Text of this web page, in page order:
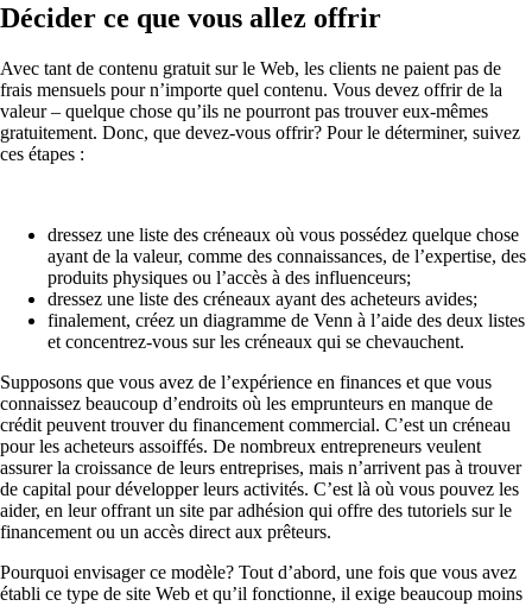
Décider ce que vous allez offrir
Avec tant de contenu gratuit sur le Web, les clients ne paient pas de
frais mensuels pour n’importe quel contenu. Vous devez offrir de la
valeur – quelque chose qu’ils ne pourront pas trouver eux-mêmes
gratuitement. Donc, que devez-vous offrir? Pour le déterminer, suivez
ces étapes :
dressez une liste des créneaux où vous possédez quelque chose
ayant de la valeur, comme des connaissances, de l’expertise, des
produits physiques ou l’accès à des influenceurs;
dressez une liste des créneaux ayant des acheteurs avides;
finalement, créez un diagramme de Venn à l’aide des deux listes
et concentrez-vous sur les créneaux qui se chevauchent.
Supposons que vous avez de l’expérience en finances et que vous
connaissez beaucoup d’endroits où les emprunteurs en manque de
crédit peuvent trouver du financement commercial. C’est un créneau
pour les acheteurs assoiffés. De nombreux entrepreneurs veulent
assurer la croissance de leurs entreprises, mais n’arrivent pas à trouver
de capital pour développer leurs activités. C’est là où vous pouvez les
aider, en leur offrant un site par adhésion qui offre des tutoriels sur le
financement ou un accès direct aux prêteurs.
Pourquoi envisager ce modèle? Tout d’abord, une fois que vous avez
établi ce type de site Web et qu’il fonctionne, il exige beaucoup moins